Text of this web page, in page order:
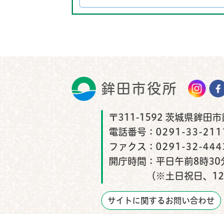
鉾田市役所
〒311-1592 茨城県鉾田市
電話番号： 0291-33-
ファクス： 0291-32-
開庁時間： 平日午前8時30
（※土日祝日、
サイトに関するお問い合わせ